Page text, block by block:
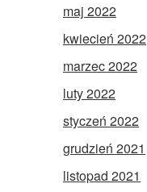
maj 2022
kwiecień 2022
marzec 2022
luty 2022
styczeń 2022
grudzień 2021
listopad 2021